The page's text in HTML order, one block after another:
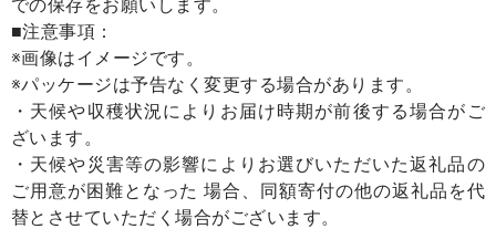
での保存をお願いします。
■注意事項：
※画像はイメージです。
※パッケージは予告なく変更する場合があります。
・天候や収穫状況によりお届け時期が前後する場合がご
ざいます。
・天候や災害等の影響によりお選びいただいた返礼品の
ご用意が困難となった 場合、同額寄付の他の返礼品を代
替とさせていただく場合がございます。